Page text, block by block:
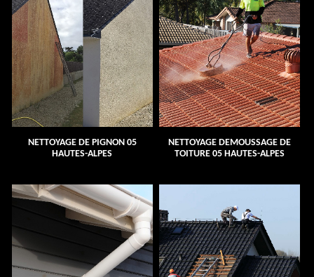
NETTOYAGE DE PIGNON 05
HAUTES-ALPES
NETTOYAGE DEMOUSSAGE DE
TOITURE 05 HAUTES-ALPES